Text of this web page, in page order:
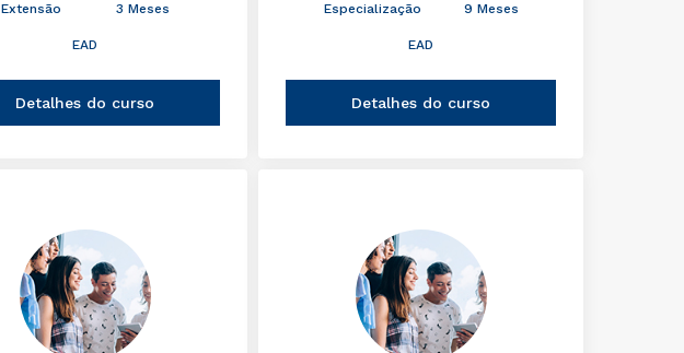
Extensão
3 Meses
EAD
Detalhes do curso
Especialização
9 Meses
EAD
Detalhes do curso